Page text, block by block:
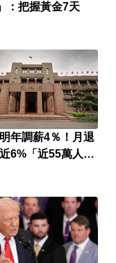
：把握黃金7天
年調薪4％！月退
6%「近55萬人受